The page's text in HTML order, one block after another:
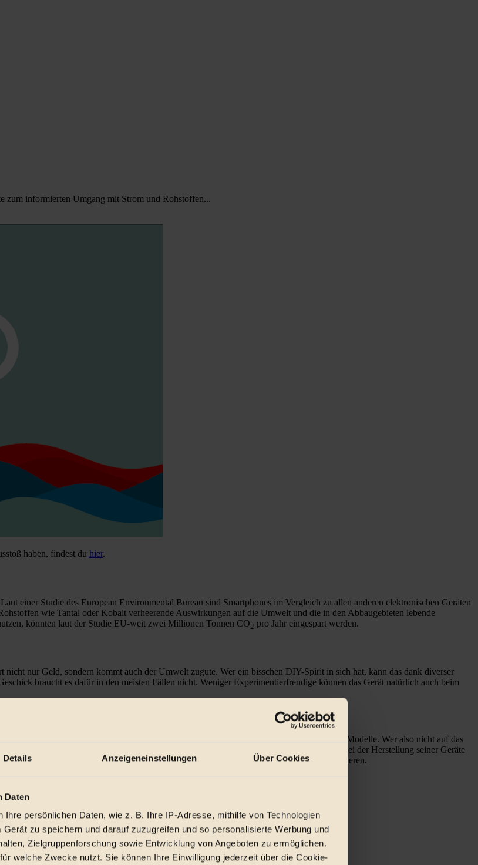
Details Anzeigeneinstellungen Über Cookies
Daten
Ihre persönlichen Daten, wie z. B. Ihre IP-Adresse, mithilfe von Technologien
zu speichern und darauf zuzugreifen und so personalisierte Werbung und
Zielgruppenforschung sowie Entwicklung von Angeboten zu ermöglichen.
welche Zwecke nutzt. Sie können Ihre Einwilligung jederzeit über die Cookie-
zum informierten Umgang mit Strom und Rohstoffen...
haben, findest du hier.
einer Studie des European Environmental Bureau sind Smartphones im Vergleich zu allen anderen elektronischen Geräten
wie Tantal oder Kobalt verheerende Auswirkungen auf die Umwelt und die in den Abbaugebieten lebende
könnten laut der Studie EU-weit zwei Millionen Tonnen CO2 pro Jahr eingespart werden.
nicht nur Geld, sondern kommt auch der Umwelt zugute. Wer ein bisschen DIY-Spirit in sich hat, kann das dank diverser
braucht es dafür in den meisten Fällen nicht. Weniger Experimentierfreudige können das Gerät natürlich auch beim
zwölfmonatiger Garantie an. Unter den angebotenen Smartphones sind meist auch aktuelle Modelle. Wer also nicht auf das
gebrauchtes Gerät erwerben. Eine Alternative bietet zudem der Hersteller Fairphone, der bei der Herstellung seiner Geräte
ZulieferInnen achtet. Zudem ist das Fairphone durch seine Modularität einfacher zu reparieren.